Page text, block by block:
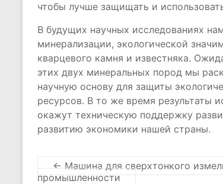
чтобы лучше защищать и
В будущих научных исследованиях
минерализации, экологической
кварцевого камня и известняка.
этих двух минеральных пород мы
научную основу для защиты
ресурсов. В то же время результаты
окажут техническую поддержку
развитию экономики нашей страны.
← Машина для сверхтонкого
промышленности